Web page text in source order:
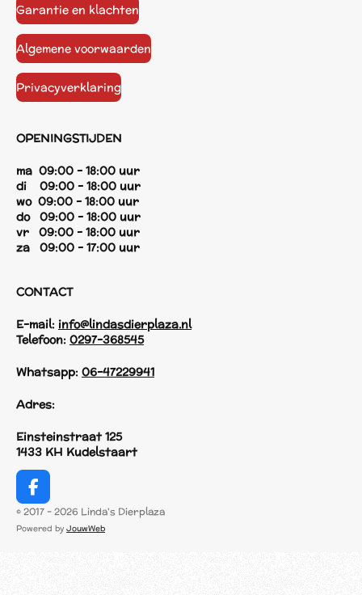
Garantie en klachten
Algemene voorwaarden
Privacyverklaring
OPENINGSTIJDEN
ma 09:00 - 18:00 uur
di 09:00 - 18:00 uur
wo 09:00 - 18:00 uur
do 09:00 - 18:00 uur
vr 09:00 - 18:00 uur
za 09:00 - 17:00 uur
CONTACT
E-mail: info@lindasdierplaza.nl
Telefoon: 0297-368545
Whatsapp: 06-47229941
Adres:
Einsteinstraat 125
1433 KH Kudelstaart
F
a
c
© 2017 - 2026 Linda's Dierplaza
Powered by JouwWeb